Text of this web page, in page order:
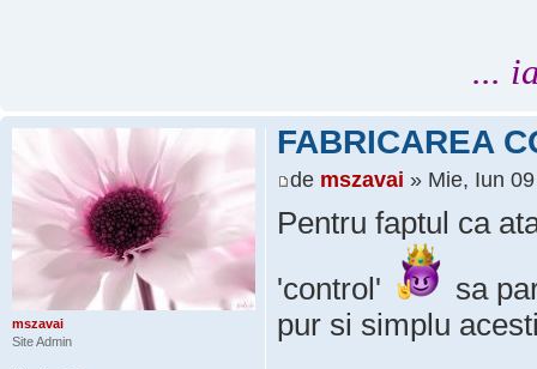
...
FABRICAREA
de mszavai » Mie, Iun
Pentru faptul ca
'control'
sa
pur si simplu
mszavai
Site Admin